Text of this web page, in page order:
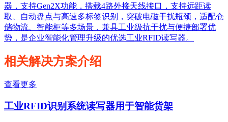
器，支持Gen2X功能，搭载4路外接天线接口，支持远距读
取、自动盘点与高速多标签识别，突破电磁干扰瓶颈，适配仓
储物流、智能柜等多场景，兼具工业级抗干扰与便捷部署优
势，是企业智能化管理升级的优选工业RFID读写器。
相关解决方案介绍
查看更多
工业RFID识别系统读写器用于智能货架